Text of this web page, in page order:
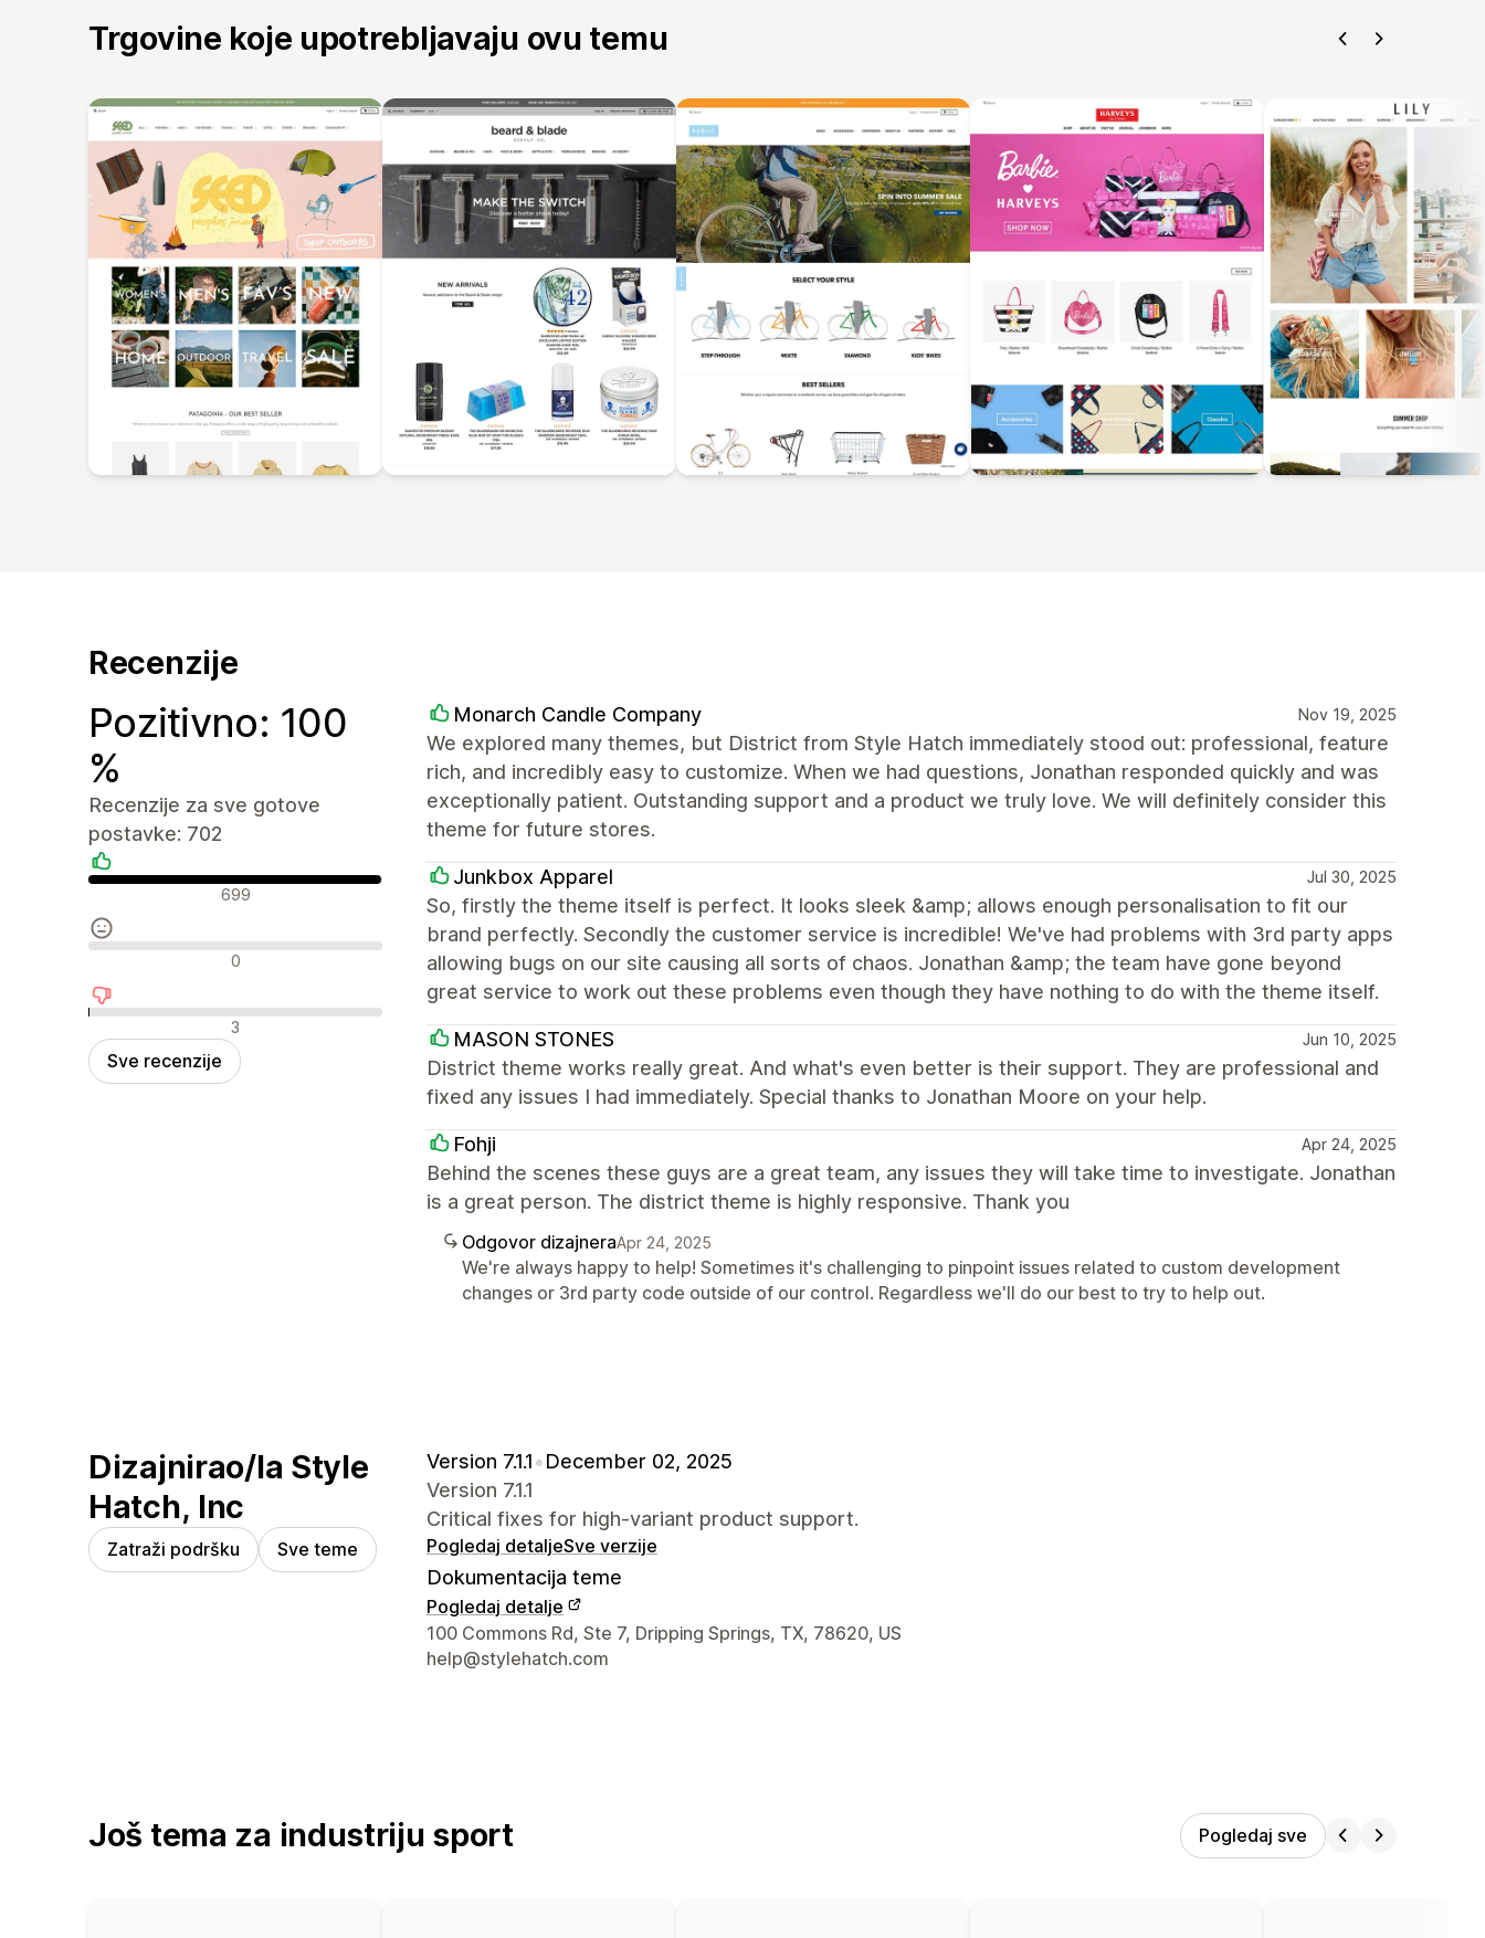
Trgovine koje upotrebljavaju ovu temu
Recenzije
Pozitivno: 100
%
Recenzije za sve gotove
postavke: 702
Pozitivne recenzije
699
Neutralne recenzije
0
Negativne recenzije
3
Sve recenzije
Monarch Candle Company Nov 19, 2025
We explored many themes, but District from Style Hatch immediately stood out: professional, feature
rich, and incredibly easy to customize. When we had questions, Jonathan responded quickly and was
exceptionally patient. Outstanding support and a product we truly love. We will definitely consider this
theme for future stores.
Junkbox Apparel Jul 30, 2025
So, firstly the theme itself is perfect. It looks sleek &amp; allows enough personalisation to fit our
brand perfectly. Secondly the customer service is incredible! We've had problems with 3rd party apps
allowing bugs on our site causing all sorts of chaos. Jonathan &amp; the team have gone beyond
great service to work out these problems even though they have nothing to do with the theme itself.
MASON STONES Jun 10, 2025
District theme works really great. And what's even better is their support. They are professional and
fixed any issues I had immediately. Special thanks to Jonathan Moore on your help.
Fohji Apr 24, 2025
Behind the scenes these guys are a great team, any issues they will take time to investigate. Jonathan
is a great person. The district theme is highly responsive. Thank you
Odgovor dizajneraApr 24, 2025
We're always happy to help! Sometimes it's challenging to pinpoint issues related to custom development
changes or 3rd party code outside of our control. Regardless we'll do our best to try to help out.
Dizajnirao/la Style
Hatch, Inc
Zatraži podršku Sve teme
Version 7.1.1•December 02, 2025
Version 7.1.1
Critical fixes for high-variant product support.
Pogledaj detaljeSve verzije
Dokumentacija teme
Pogledaj detalje
Podaci za kontakt dizajnera
100 Commons Rd, Ste 7, Dripping Springs, TX, 78620, US
help@stylehatch.com
Još tema za industriju sport Pogledaj sve